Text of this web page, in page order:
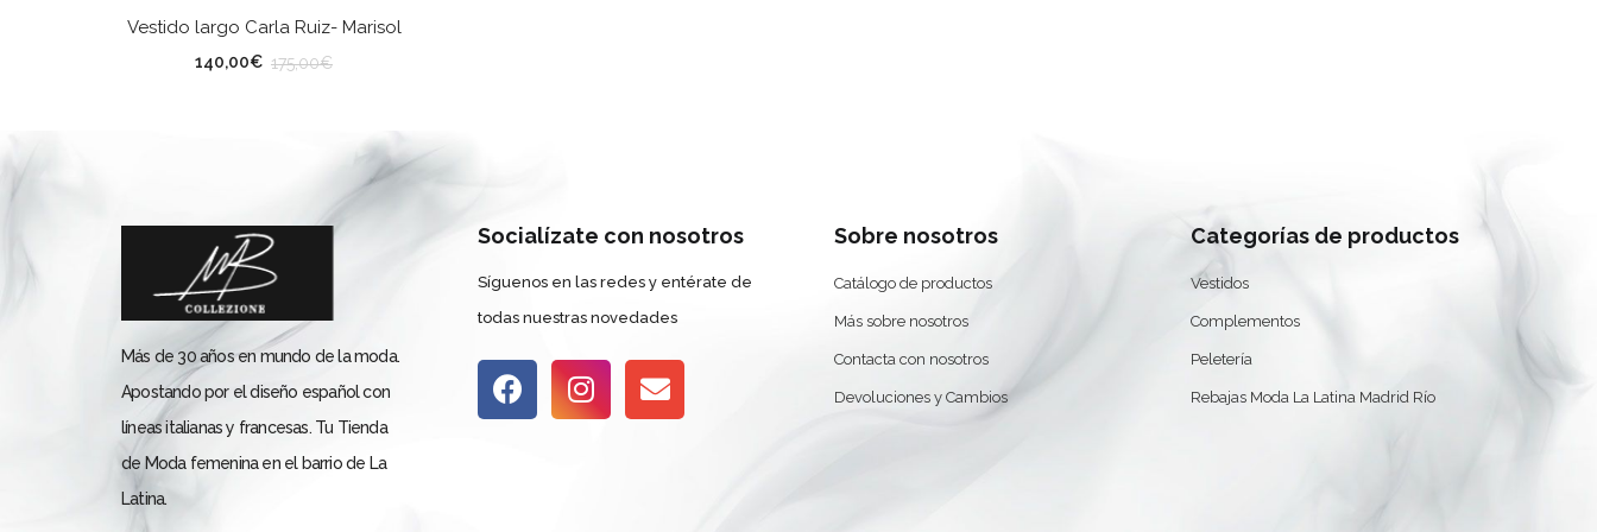
Vestido largo Carla Ruiz- Marisol
140,00€ 175,00€
TALLA
Más de 30 años en mundo de la moda.
Apostando por el diseño español con
líneas italianas y francesas. Tu Tienda
de Moda femenina en el barrio de La
Latina.
Socialízate con nosotros
Síguenos en las redes y entérate de
todas nuestras novedades
Sobre nosotros
Catálogo de productos
Más sobre nosotros
Contacta con nosotros
Devoluciones y Cambios
Categorías de productos
Vestidos
Complementos
Peletería
Rebajas Moda La Latina Madrid Río